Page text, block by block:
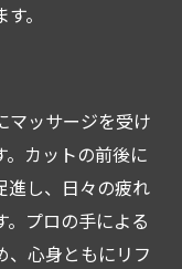
。
マッサージを受け
カットの前後に
進し、日々の疲れ
プロの手による
、心身ともにリフ